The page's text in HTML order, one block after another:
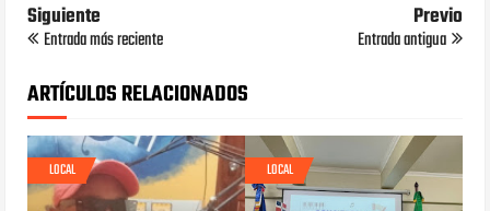
Siguiente
Entrada más reciente
Previo
Entrada antigua
ARTÍCULOS RELACIONADOS
LOCAL LOCAL